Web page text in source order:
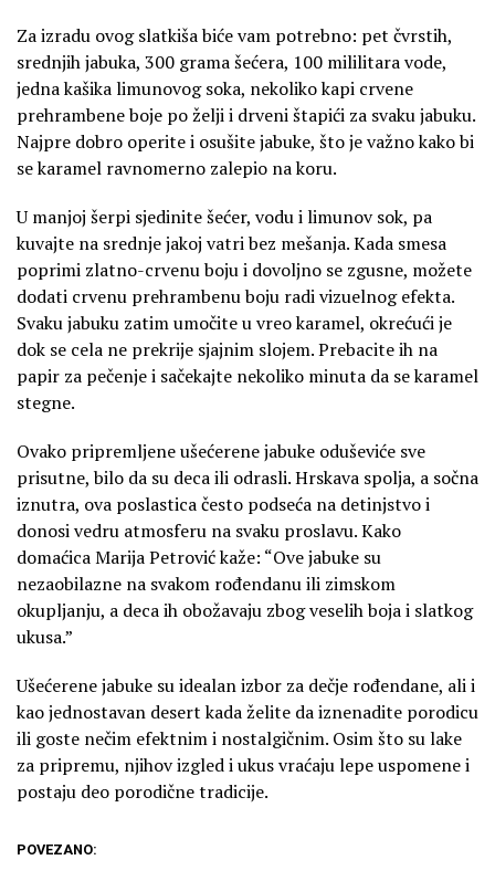
Za izradu ovog slatkiša biće vam potrebno: pet čvrstih,
srednjih jabuka, 300 grama šećera, 100 mililitara vode,
jedna kašika limunovog soka, nekoliko kapi crvene
prehrambene boje po želji i drveni štapići za svaku jabuku.
Najpre dobro operite i osušite jabuke, što je važno kako bi
se karamel ravnomerno zalepio na koru.
U manjoj šerpi sjedinite šećer, vodu i limunov sok, pa
kuvajte na srednje jakoj vatri bez mešanja. Kada smesa
poprimi zlatno-crvenu boju i dovoljno se zgusne, možete
dodati crvenu prehrambenu boju radi vizuelnog efekta.
Svaku jabuku zatim umočite u vreo karamel, okrećući je
dok se cela ne prekrije sjajnim slojem. Prebacite ih na
papir za pečenje i sačekajte nekoliko minuta da se karamel
stegne.
Ovako pripremljene ušećerene jabuke oduševiće sve
prisutne, bilo da su deca ili odrasli. Hrskava spolja, a sočna
iznutra, ova poslastica često podseća na detinjstvo i
donosi vedru atmosferu na svaku proslavu. Kako
domaćica Marija Petrović kaže: “Ove jabuke su
nezaobilazne na svakom rođendanu ili zimskom
okupljanju, a deca ih obožavaju zbog veselih boja i slatkog
ukusa.”
Ušećerene jabuke su idealan izbor za dečje rođendane, ali i
kao jednostavan desert kada želite da iznenadite porodicu
ili goste nečim efektnim i nostalgičnim. Osim što su lake
za pripremu, njihov izgled i ukus vraćaju lepe uspomene i
postaju deo porodične tradicije.
POVEZANO: